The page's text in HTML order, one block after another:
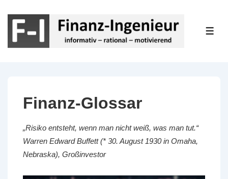
Zum
Inhalt
Finanz-Glossar
„Risiko entsteht, wenn man nicht weiß, was man tut.“
Warren Edward Buffett (* 30. August 1930 in Omaha,
Nebraska), Großinvestor